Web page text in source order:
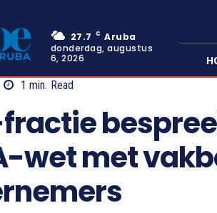
27.7 C Aruba
donderdag, augustus
6, 2026
1 min. Read
fractie
wet met